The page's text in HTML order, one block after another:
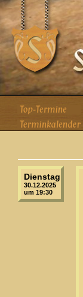
Dienstag
30.12.2025
um 19:30